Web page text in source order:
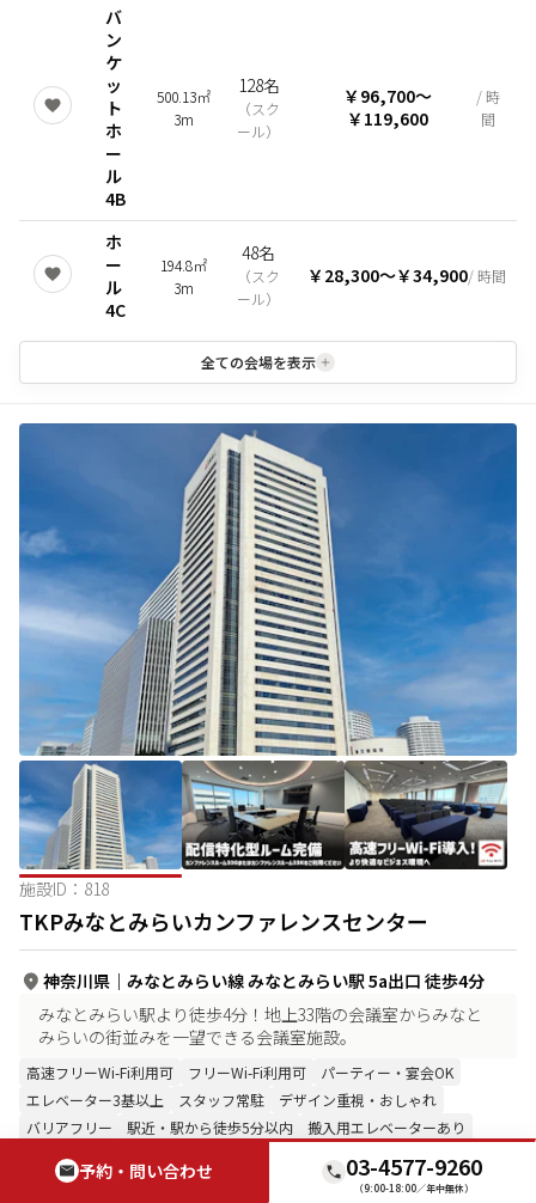
バ
ン
ケ
ッ
ト
ホ
ー
ル
4B
500.13㎡
3m
128名
（スク
ール）
￥96,700〜
￥119,600
/ 時
間
ホ
ー
ル
4C
194.8㎡
3m
48名
（スク
ール）
￥28,300〜￥34,900/ 時間
全ての会場を表示
施設ID： 818
TKPみなとみらいカンファレンスセンター
神奈川県 ｜ みなとみらい線 みなとみらい駅 5a出口 徒歩4分
みなとみらい駅より徒歩4分！地上33階の会議室からみなと
みらいの街並みを一望できる会議室施設。
高速フリーWi-Fi利用可 フリーWi-Fi利用可
パーティー・宴会OK
エレベーター3基以上
スタッフ常駐
デザイン重視・おしゃれ
バリアフリー
駅近・駅から徒歩5分以内
搬入用エレベーターあり
早朝・深夜利用可
予約・問い合わせ 03-4577-9260
（9:00-18:00／年中無休）